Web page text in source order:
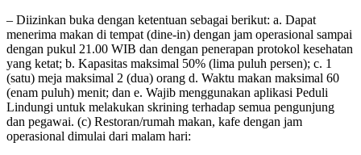
– Diizinkan buka dengan ketentuan sebagai berikut: a. Dapat
menerima makan di tempat (dine-in) dengan jam operasional sampai
dengan pukul 21.00 WIB dan dengan penerapan protokol kesehatan
yang ketat; b. Kapasitas maksimal 50% (lima puluh persen); c. 1
(satu) meja maksimal 2 (dua) orang d. Waktu makan maksimal 60
(enam puluh) menit; dan e. Wajib menggunakan aplikasi Peduli
Lindungi untuk melakukan skrining terhadap semua pengunjung
dan pegawai. (c) Restoran/rumah makan, kafe dengan jam
operasional dimulai dari malam hari: